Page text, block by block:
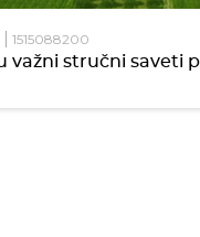
1515088200
važni stručni saveti